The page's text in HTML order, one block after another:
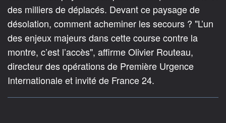
des milliers de déplacés. Devant ce paysage de
désolation, comment acheminer les secours ? "L’un
des enjeux majeurs dans cette course contre la
montre, c’est l’accès", affirme Olivier Routeau,
directeur des opérations de Première Urgence
Internationale et invité de France 24.